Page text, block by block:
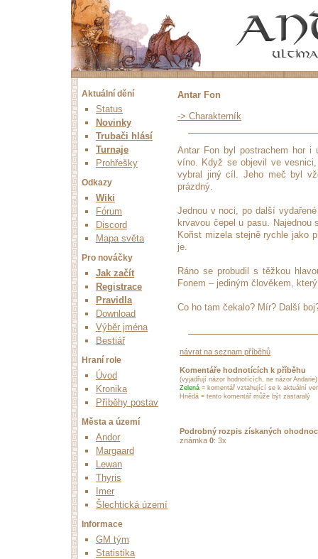
Aktuální dění
Status
Novinky
Trubači hlásí
Turnaje
Prohřešky
Odkazy
Wiki
Fórum
Discord
Mapa světa
Pro nováčky
Jak začít
Registrace
Pravidla
Download
Výběr jména
Bestiář
Hraní role
Úvod
Kronika
Příběhy postav
Města a území
Andor
Margaard
Lewan
Thyris
Imer
Šlechtická území
Informace
GM tým
Statistika
Antar Fon
-> Charakterník
Antar Fon byl postrachem hor
víno. Když se objevil ve
vybral jiný cíl. Jeho meč byl
prázdný.
Jednou v noci, po další
krvavou čepel u pasu.
Kořist mizela stejně rychle jako
je.
Ráno se probudil s těžkou
Fonem – jediným člověkem,
Co ho tam čekalo? Mír? Další
návrat na seznam příběhů
Komentáře hodnotících k příběhu
(vyjadřují názor hodnotících, ne názor Andarie)
Zelená = komentář vztahující se k aktuální
Hnědá = tento komentář může být zastaralý
Podrobný rozpis získaných
známka 0: 3x